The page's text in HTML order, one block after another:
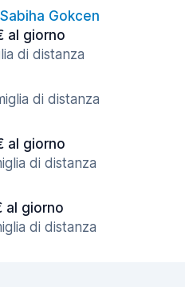
Gokcen
al giorno
di distanza
di distanza
al giorno
di distanza
al giorno
di distanza